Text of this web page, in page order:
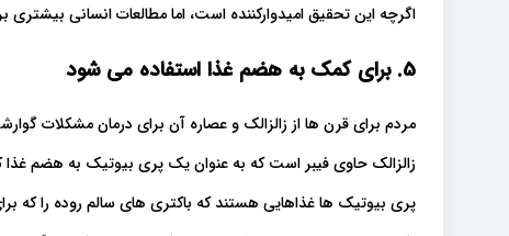
اگرچه این تحقیق امیدوارکننده است، اما مطالعات انسانی
5. برای کمک به هضم غذا استفاده می شود
مردم برای قرن ها از زالزالک و عصاره آن برای درمان مشکلات
زالزالک حاوی فیبر است که به عنوان یک پری بیوتیک به هضم
پری بیوتیک ها غذاهایی هستند که باکتری های سالم روده را که